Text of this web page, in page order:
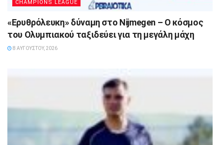
CHAMPIONS LEAGUE
«Ερυθρόλευκη» δύναμη στο Nijmegen – Ο κόσμος
του Ολυμπιακού ταξιδεύει για τη μεγάλη μάχη
8 ΑΥΓΟΎΣΤΟΥ, 2026